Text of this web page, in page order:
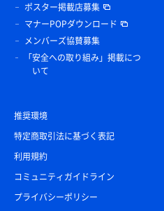
ポスター掲載店募集
マナーPOPダウンロード
メンバーズ協賛募集
「安全への取り組み」掲載につ
いて
推奨環境
特定商取引法に基づく表記
利用規約
コミュニティガイドライン
プライバシーポリシー